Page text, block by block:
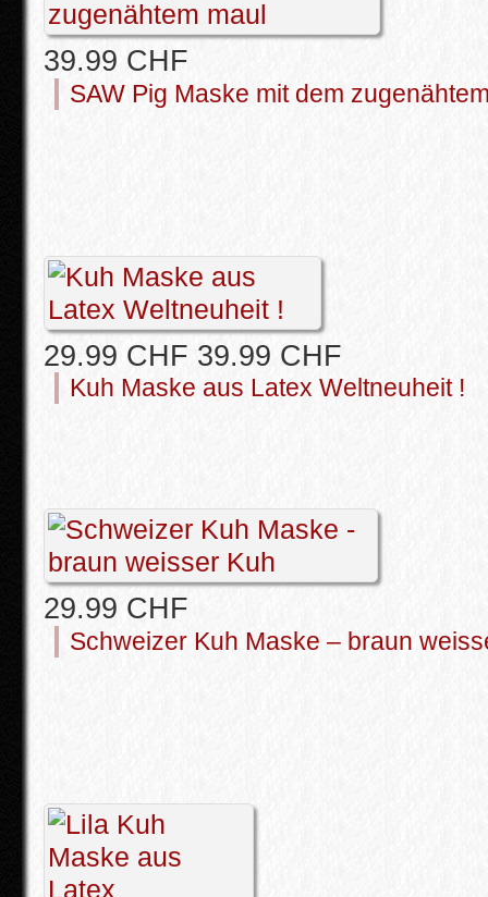
39.99 CHF
SAW Pig Maske mit dem
29.99 CHF 39.99 CHF
Kuh Maske aus Latex Weltneuheit !
29.99 CHF
Schweizer Kuh Maske – braun